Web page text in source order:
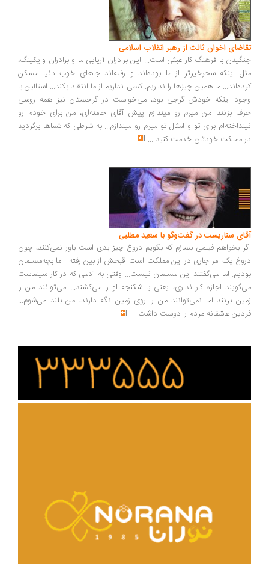
اخوان ثالث از رهبر انقلاب اسلامی
با فرهنگ کار عبثی است... این برادران آریایی ما و برادران وایکینگ،
اینکه سحرخیزتر از ما بوده‌اند و رفته‌اند جاهای خوب دنیا مسکن
ما همین چیزها را نداریم. کسی نداریم از ما انتقاد بکند... استالین با
اینکه خودش گرجی بود، می‌خواست در گرجستان نیز همه روسی
بزنند...من میرم رو میندازم پیش آقای خامنه‌ای، من برای خودم رو
برای تو و امثال تو میرم رو میندازم... به شرطی که شماها برگردید
مملکت خودتان خدمت کنید...
سناریست در گفت‌وگو با سعید مطلبی
بخواهم فیلمی بسازم که بگویم دروغ چیز بدی است باور نمی‌کنند، چون
یک امر جاری در این مملکت است. قبحش از بین رفته... ما بچه‌مسلمان
اما می‌گفتند این مسلمان نیست... وقتی به آدمی که در کار سینماست
اجازه کار نداری، یعنی با شکنجه او را می‌کشند... می‌توانند من را
بزنند اما نمی‌توانند من را روی زمین نگه دارند، من بلند می‌شوم...
عاشقانه مردم را دوست داشت ...